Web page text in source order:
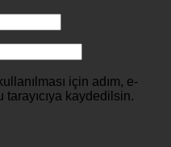
için adım, e-
kaydedilsin.